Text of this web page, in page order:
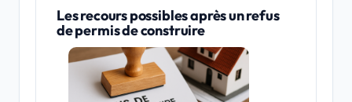
Les recours possibles après un refus
de permis de construire